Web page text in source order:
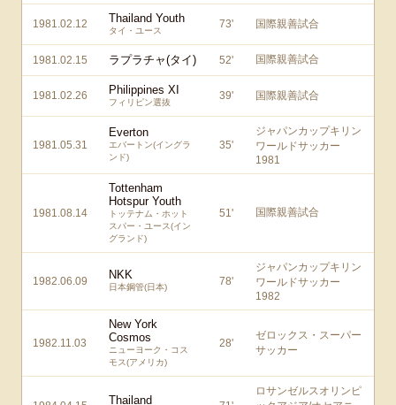
1981.02.12 Thailand Youth
タイ・ユース
73' 国際親善試合
1981.02.15 ラプラチャ(タイ) 52' 国際親善試合
1981.02.26 Philippines XI
フィリピン選抜
39' 国際親善試合
1981.05.31
Everton
エバートン(イングラ
ンド)
35'
ジャパンカップキリン
ワールドサッカー
1981
1981.08.14
Tottenham
Hotspur Youth
トッテナム・ホット
スパー・ユース(イン
グランド)
51' 国際親善試合
1982.06.09 NKK
日本鋼管(日本) 78'
ジャパンカップキリン
ワールドサッカー
1982
1982.11.03
New York
Cosmos
ニューヨーク・コス
モス(アメリカ)
28'
ゼロックス・スーパー
サッカー
Thailand
ロサンゼルスオリンピ